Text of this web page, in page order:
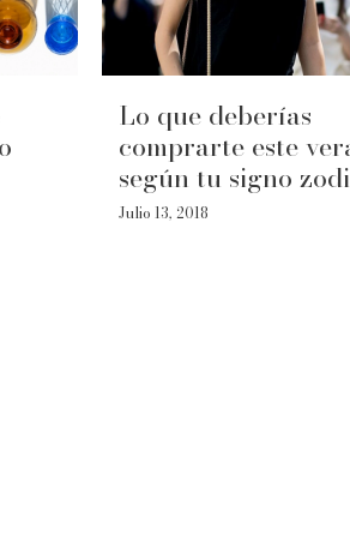
Lo que deberías
comprarte este
según tu signo
Julio 13, 2018